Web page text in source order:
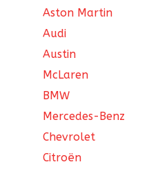
Aston Martin
Audi
Austin
McLaren
BMW
Mercedes-Benz
Chevrolet
Citroën